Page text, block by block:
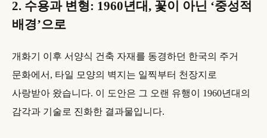
2. 수용과 변형: 1960년대, 꽃이 아닌 ‘중성적
배경’으로
개화기 이후 서양식 건축 자재를 동경하던 한국의 주거
문화에서, 타일 모양의 벽지는 일찍부터 천장지로
사랑받아 왔습니다. 이 도안은 그 오랜 유행이 1960년대의
감각과 기술로 진화한 결과물입니다.